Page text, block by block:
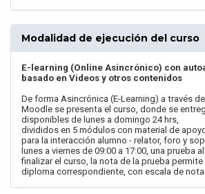
Modalidad de ejecución del curso
E-learning (Online Asincrónico) con
basado en Videos y otros contenidos
De forma Asincrónica (E-Learning) a través
Moodle se presenta el curso, donde se
disponibles de lunes a domingo 24 hrs,
divididos en 5 módulos con material de
para la interacción alumno - relator, foro y
lunes a viernes de 09:00 a 17:00, una prueba al
finalizar el curso, la nota de la prueba permite
diploma correspondiente, con escala de